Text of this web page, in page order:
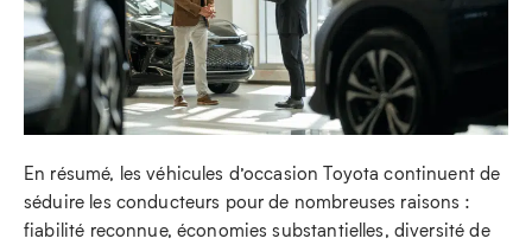
En résumé, les véhicules d’occasion Toyota continuent de
séduire les conducteurs pour de nombreuses raisons :
fiabilité reconnue, économies substantielles, diversité de